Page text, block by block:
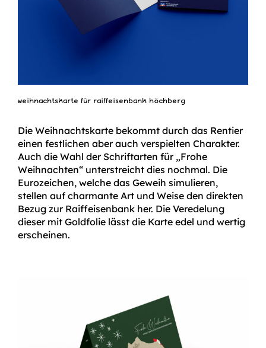
weihnachtskarte für raiffeisenbank höchberg
Die Weihnachtskarte bekommt durch das Rentier
einen festlichen aber auch verspielten Charakter.
Auch die Wahl der Schriftarten für „Frohe
Weihnachten“ unterstreicht dies nochmal. Die
Eurozeichen, welche das Geweih simulieren,
stellen auf charmante Art und Weise den direkten
Bezug zur Raiffeisenbank her. Die Veredelung
dieser mit Goldfolie lässt die Karte edel und wertig
erscheinen.